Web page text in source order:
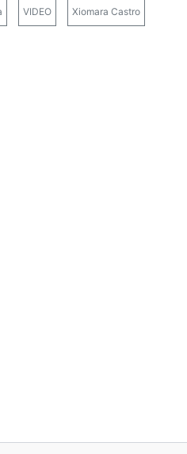
VIDEO Xiomara Castro